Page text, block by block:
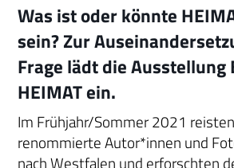
Was ist oder könnte
sein? Zur
Frage lädt die Ausstellung
HEIMAT ein.
Im Frühjahr/Sommer 2021
renommierte Autor*innen und
nach Westfalen und erforschten